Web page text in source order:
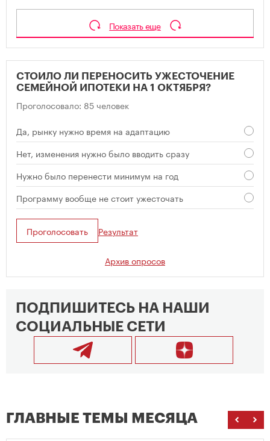
Показать еще
СТОИЛО ЛИ ПЕРЕНОСИТЬ УЖЕСТОЧЕНИЕ
СЕМЕЙНОЙ ИПОТЕКИ НА 1 ОКТЯБРЯ?
Проголосовало: 85 человек
Да, рынку нужно время на адаптацию
Нет, изменения нужно было вводить сразу
Нужно было перенести минимум на год
Программу вообще не стоит ужесточать
Проголосовать Результат
Архив опросов
ПОДПИШИТЕСЬ НА НАШИ
СОЦИАЛЬНЫЕ СЕТИ
ГЛАВНЫЕ ТЕМЫ МЕСЯЦА